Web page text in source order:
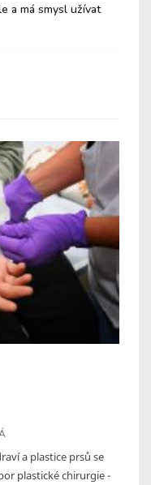
a má smysl užívat
a plastice prsů se
plastické chirurgie -